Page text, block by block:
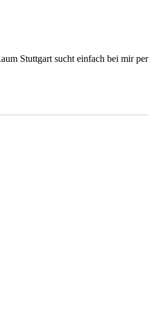
Stuttgart sucht einfach bei mir per